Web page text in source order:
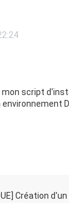
mon script
Création